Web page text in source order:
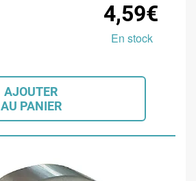
4,59€
En stock
AJOUTER
AU PANIER